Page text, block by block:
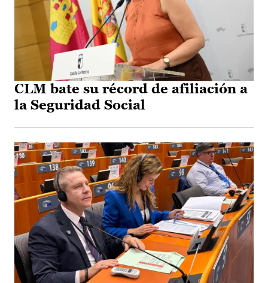
CLM bate su récord de afiliación a
la Seguridad Social